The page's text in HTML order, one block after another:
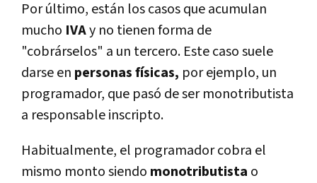
Por último, están los casos que acumulan
mucho IVAy no tienen forma de
"cobrárselos" a un tercero. Este caso suele
darse en personas físicas, por ejemplo, un
programador, que pasó de ser monotributista
a responsable inscripto.
Habitualmente, el programador cobra el
mismo monto siendo monotributista o